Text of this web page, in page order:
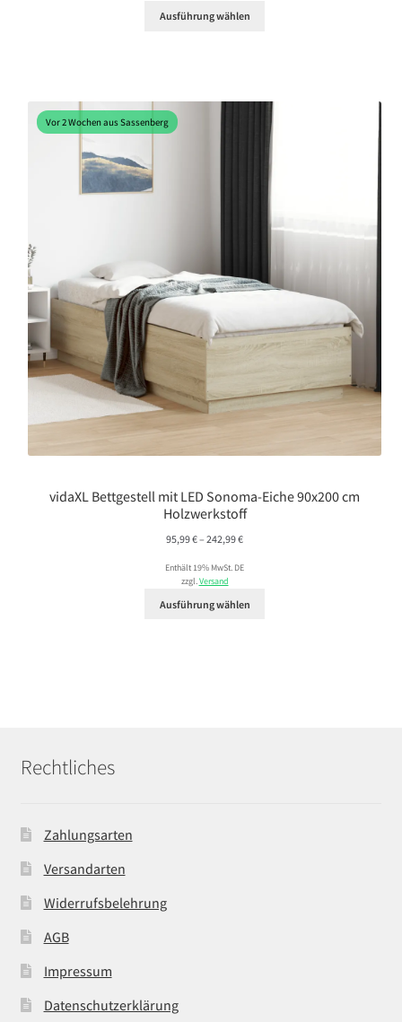
Ausführung wählen
Vor 2 Wochen aus Sassenberg
vidaXL Bettgestell mit LED Sonoma-Eiche 90x200 cm
Holzwerkstoff
95,99€– 242,99€Preisspanne:
bis
Enthält 19% MwSt. DE
zzgl.Versand
Ausführung wählen
Rechtliches
Zahlungsarten
Versandarten
Widerrufsbelehrung
AGB
Impressum
Datenschutzerklärung